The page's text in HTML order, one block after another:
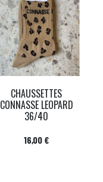
CHAUSSETTES
CONNASSE LEOPARD
36/40
Prix
16,00 €